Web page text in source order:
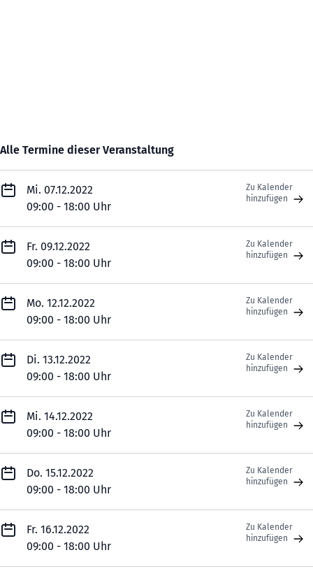
Alle Termine dieser Veranstaltung
Mi. 07.12.2022
09:00 - 18:00 Uhr
Zu Kalender
hinzufügen
Fr. 09.12.2022
09:00 - 18:00 Uhr
Zu Kalender
hinzufügen
Mo. 12.12.2022
09:00 - 18:00 Uhr
Zu Kalender
hinzufügen
Di. 13.12.2022
09:00 - 18:00 Uhr
Zu Kalender
hinzufügen
Mi. 14.12.2022
09:00 - 18:00 Uhr
Zu Kalender
hinzufügen
Do. 15.12.2022
09:00 - 18:00 Uhr
Zu Kalender
hinzufügen
Fr. 16.12.2022
09:00 - 18:00 Uhr
Zu Kalender
hinzufügen